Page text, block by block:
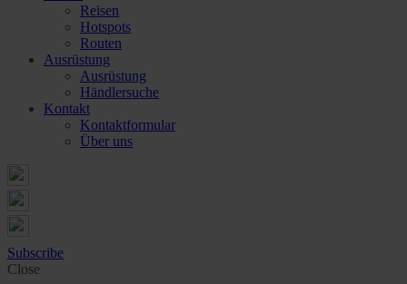
Reisen
Hotspots
Routen
Ausrüstung
Ausrüstung
Händlersuche
Kontakt
Kontaktformular
Über uns
Subscribe
Close